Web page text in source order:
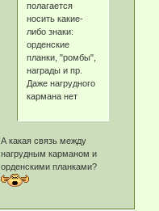
полагается
носить какие-
либо знаки:
орденские
планки, "ромбы",
награды и пр.
Даже нагрудного
кармана нет
А какая связь между
нагрудным карманом и
орденскими планками?